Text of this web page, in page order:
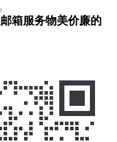
箱服务物美价廉的